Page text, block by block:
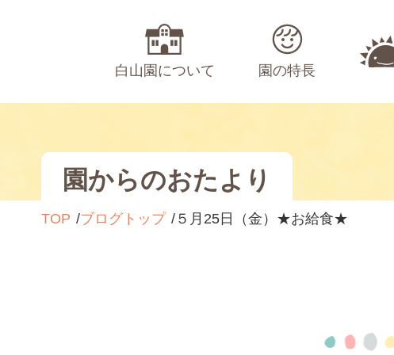
白山園について 園の特長
園からのおたより
TOP ブログトップ ５月25日（金）★お給食★